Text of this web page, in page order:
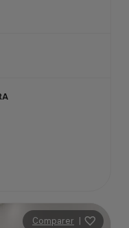
Comparer |